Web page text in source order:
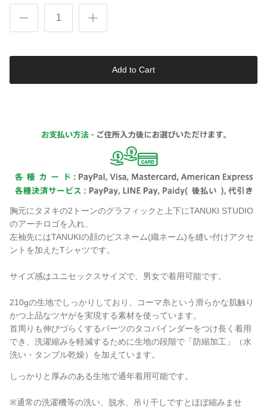
Add to Cart
胸元にタヌキの2トーンのグラフィックと上下にTANUKI STUDIO
のアーチロゴを入れ、
左袖先にはTANUKIの顔のピスネーム(織ネーム)を縫い付けアクセ
ントを加えたTシャツです。
サイズ感はユニセックスサイズで、 男女で着用可能です。
210gの生地でしっかりしており、コーマ糸という滑らかな肌触り
かつ上品なツヤがを実現する素材を使っています。
首周りも伸びづらくするパーツのタコバインダーをつけ長く着用
でき、 洗濯縮みを軽減するために生地の段階で 「防縮加工」（水
洗い・タンブル乾燥）を加えています。
しっかりと厚みのある生地で通年着用可能です。
※通常の洗濯機等の洗い、脱水、吊り干しですとほぼ縮みませ